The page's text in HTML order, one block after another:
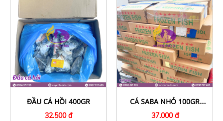
ĐẦU CÁ HỒI 400GR
32.500 đ
CÁ SABA NHỎ 100GR
200GR
37.000 đ